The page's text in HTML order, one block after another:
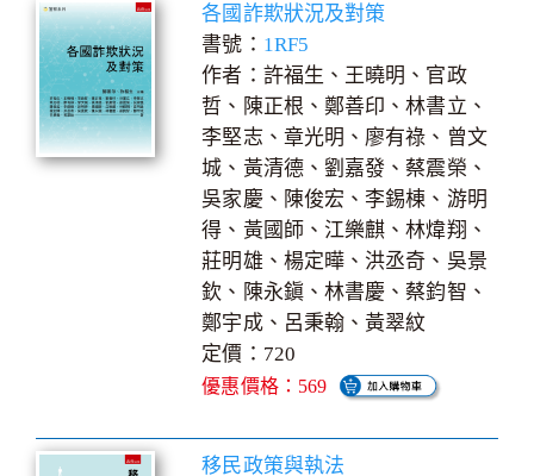
各國詐欺狀況及對策
書號： 1RF5
作者：許福生、王曉明、官政
哲、陳正根、鄭善印、林書立、
李堅志、章光明、廖有祿、曾文
城、黃清德、劉嘉發、蔡震榮、
吳家慶、陳俊宏、李錫棟、游明
得、黃國師、江樂麒、林煒翔、
莊明雄、楊定曄、洪丞奇、吳景
欽、陳永鎭、林書慶、蔡鈞智、
鄭宇成、呂秉翰、黃翠紋
定價：720
優惠價格：569
移民政策與執法